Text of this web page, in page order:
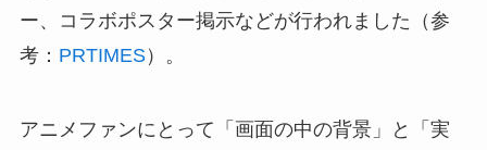
ー、コラボポスター掲示などが行われました（参
考： PRTIMES）。
アニメファンにとって「画面の中の背景」と「実